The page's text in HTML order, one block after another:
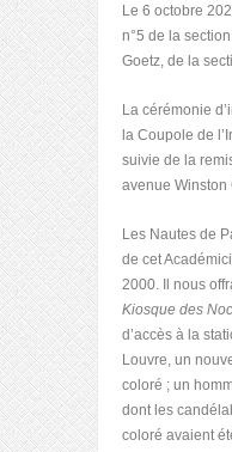
Le 6 octobre
n°5 de la
Goetz, de la
La cérémonie
la Coupole de
suivie de la
avenue Winston
Les Nautes de
de cet
2000. Il nous
Kiosque des
d’accès à la
Louvre, un
coloré ; un
dont les
coloré avaient